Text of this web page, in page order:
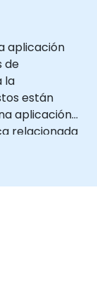
aplicación
de
la
están
aplicación
relacionada